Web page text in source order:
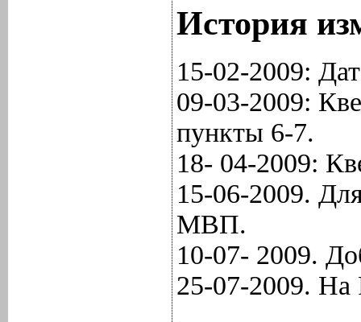
История
15-02-2009:
09-03-2009:
пункты 6-7.
18- 04-2009:
15-06-2009.
МВП.
10-07- 2009.
25-07-2009. На
.